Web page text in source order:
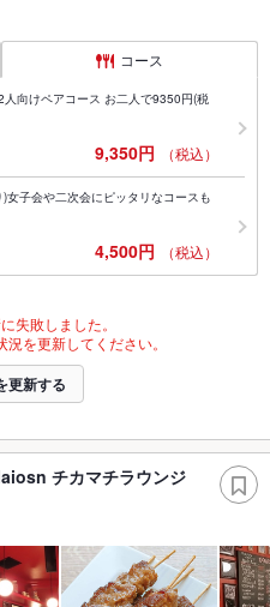
コース
向けペアコース お二人で9350円(税
9,350円 （税込）
子会や二次会にピッタリなコースも
4,500円 （税込）
失敗しました。
を更新してください。
更新する
チカマチラウンジ